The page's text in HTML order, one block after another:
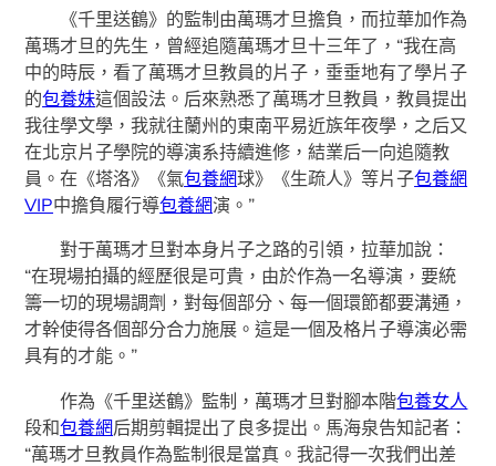
《千里送鶴》的監制由萬瑪才旦擔負，而拉華加作為
萬瑪才旦的先生，曾經追隨萬瑪才旦十三年了，“我在高
中的時辰，看了萬瑪才旦教員的片子，垂垂地有了學片子
的包養妹這個設法。后來熟悉了萬瑪才旦教員，教員提出
我往學文學，我就往蘭州的東南平易近族年夜學，之后又
在北京片子學院的導演系持續進修，結業后一向追隨教
員。在《塔洛》《氣包養網球》《生疏人》等片子包養網
VIP中擔負履行導包養網演。”
對于萬瑪才旦對本身片子之路的引領，拉華加說：
“在現場拍攝的經歷很是可貴，由於作為一名導演，要統
籌一切的現場調劑，對每個部分、每一個環節都要溝通，
才幹使得各個部分合力施展。這是一個及格片子導演必需
具有的才能。”
作為《千里送鶴》監制，萬瑪才旦對腳本階包養女人
段和包養網后期剪輯提出了良多提出。馬海泉告知記者：
“萬瑪才旦教員作為監制很是當真。我記得一次我們出差